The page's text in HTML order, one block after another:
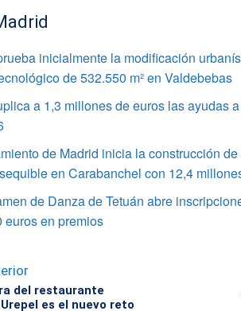
inicialmente la modificación
de 532.550 m² en Valdebebas
a 1,3 millones de euros las ayudas
de Madrid inicia la construcción
en Carabanchel con 12,4
de Danza de Tetuán abre
euros en premios
del restaurante
es el nuevo reto